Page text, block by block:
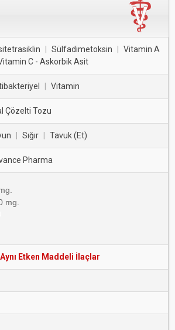
Sülfadimetoksin
Vitamin A
C - Askorbik Asit
Vitamin
Çözelti Tozu
Sığır Tavuk (Et)
Pharma
mg.
Aynı Etken Maddeli İlaçlar